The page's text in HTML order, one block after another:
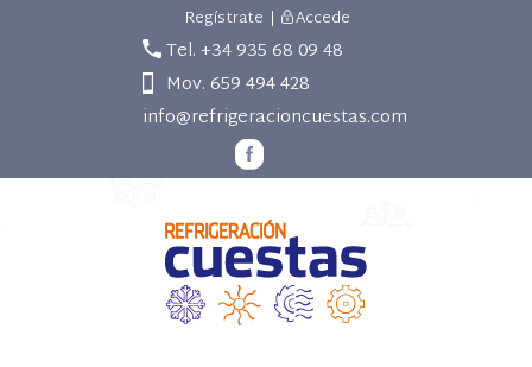
Regístrate | Accede
Tel. +34 935 68 09 48
Mov. 659 494 428
info@refrigeracioncuestas.com